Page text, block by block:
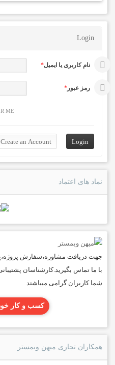
Login
نام کاربری یا ایمیل*
رمز عبور *
ME
نماد های اعتماد
جهت دریافت مشاوره،سفارش
شما کاربران گرامی میباشند
کسب و کار
همکاران تجاری میهن وبمستر